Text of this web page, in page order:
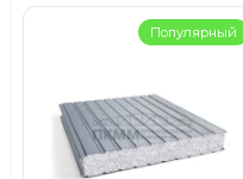
Популярный